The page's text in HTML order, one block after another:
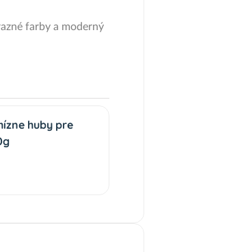
farby a moderný
huby pre